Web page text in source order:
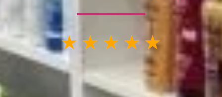
☆ ☆ ☆ ☆ ☆